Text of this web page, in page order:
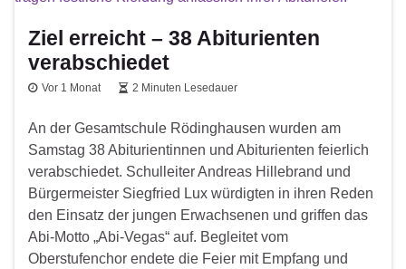
Ziel erreicht – 38 Abiturienten
verabschiedet
Vor 1 Monat 2 Minuten Lesedauer
An der Gesamtschule Rödinghausen wurden am
Samstag 38 Abiturientinnen und Abiturienten feierlich
verabschiedet. Schulleiter Andreas Hillebrand und
Bürgermeister Siegfried Lux würdigten in ihren Reden
den Einsatz der jungen Erwachsenen und griffen das
Abi-Motto „Abi-Vegas“ auf. Begleitet vom
Oberstufenchor endete die Feier mit Empfang und